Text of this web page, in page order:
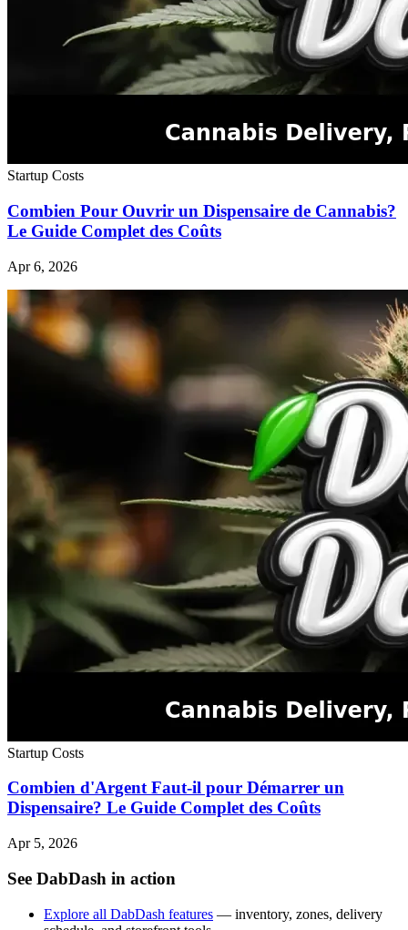
Startup Costs
Combien Pour Ouvrir un Dispensaire de Cannabis?
Le Guide Complet des Coûts
Apr 6, 2026
Startup Costs
Combien d'Argent Faut-il pour Démarrer un
Dispensaire? Le Guide Complet des Coûts
Apr 5, 2026
See DabDash in action
Explore all DabDash features — inventory, zones, delivery